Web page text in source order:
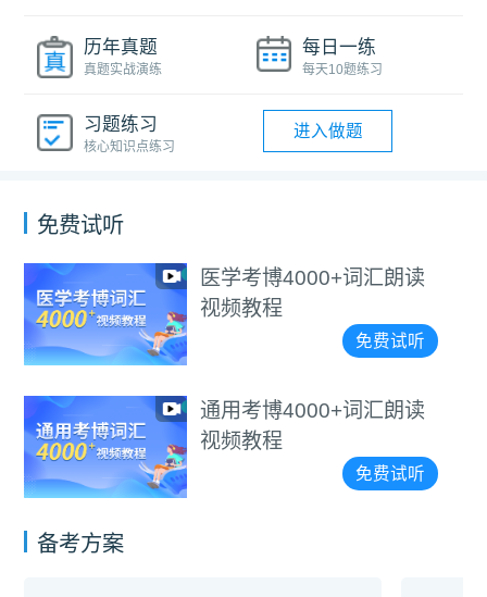
历年真题
真题实战演练
每日一练
每天10题练习
习题练习
核心知识点练习
进入做题
免费试听
医学考博4000+词汇朗读
视频教程
免费试听
通用考博4000+词汇朗读
视频教程
免费试听
备考方案